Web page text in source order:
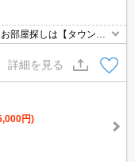
部屋探しは【タウンハ
内見・現地待ち合わせ
詳細を見る
円)